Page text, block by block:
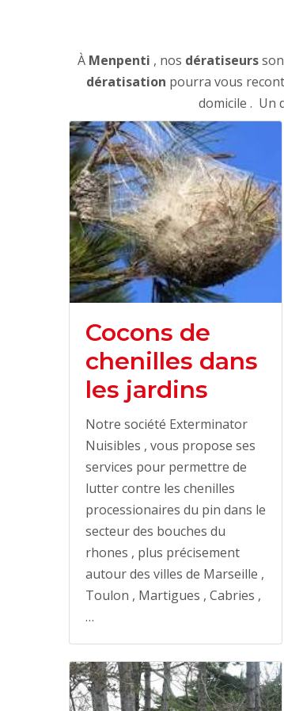
À Menpenti , nos dératiseurs
dératisation pourra vous
domicile . Un
Cocons de
chenilles dans
les jardins
Notre société Exterminator
Nuisibles , vous propose ses
services pour permettre de
lutter contre les chenilles
processionaires du pin dans le
secteur des bouches du
rhones , plus précisement
autour des villes de Marseille ,
Toulon , Martigues , Cabries ,
…